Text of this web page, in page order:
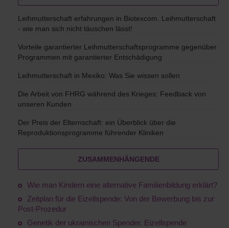
Leihmutterschaft erfahrungen in Biotexcom. Leihmutterschaft
- wie man sich nicht täuschen lässt!
Vorteile garantierter Leihmutterschaftsprogramme gegenüber
Programmen mit garantierter Entschädigung
Leihmutterschaft in Mexiko: Was Sie wissen sollen
Die Arbeit von FHRG während des Krieges: Feedback von
unseren Kunden
Der Preis der Elternschaft: ein Überblick über die
Reproduktionsprogramme führender Kliniken
ZUSAMMENHÄNGENDE
Wie man Kindern eine alternative Familienbildung erklärt?
Zeitplan für die Eizellspende: Von der Bewerbung bis zur
Post-Prozedur
Genetik der ukrainischen Spender. Eizellspende